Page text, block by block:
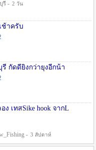
รี - 2 วัน
ช้าครับ
กัดดียิ่งกว่ายุงอีกน้า
ง เทสSike hook จากL
- 3 สัปดาห์